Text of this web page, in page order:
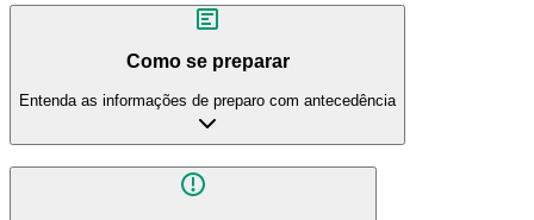
Como se preparar
Entenda as informações de preparo com antecedência